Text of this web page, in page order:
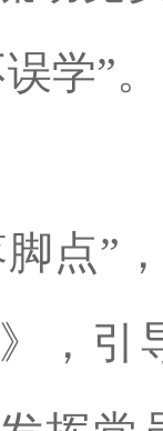
学”。
点”
，引